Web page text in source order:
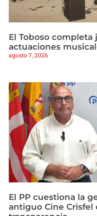
El Toboso completa
actuaciones
agosto 7, 2026
El PP cuestiona la
antiguo Cine Crisfel